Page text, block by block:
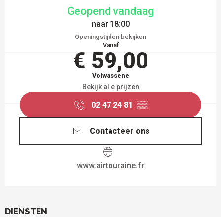
Geopend vandaag
naar 18:00
Openingstijden bekijken
Vanaf
€ 59,00
Volwassene
Bekijk alle prijzen
02 47 24 81 ▒▒
Contacteer ons
www.airtouraine.fr
DIENSTEN